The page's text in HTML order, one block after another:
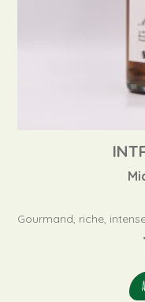
Gourmand, riche,